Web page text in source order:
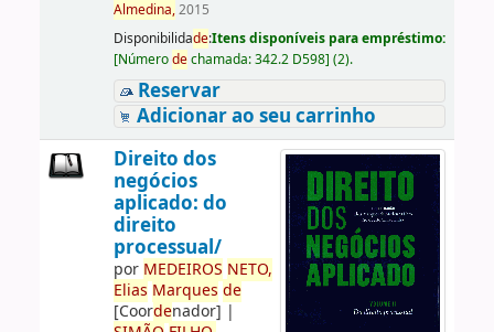
Almedina,2015
Disponibilidade:Itens disponíveis para empréstimo:
[Númerodechamada:342.2 D598] (2).
Reservar
Adicionar ao seu carrinho
Direito dos
negócios
aplicado: do
direito
processual/
por MEDEIROS NETO,
Elias Marques de
[Coordenador] |